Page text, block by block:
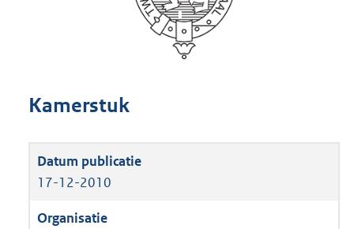
Kamerstuk
17-12-2010